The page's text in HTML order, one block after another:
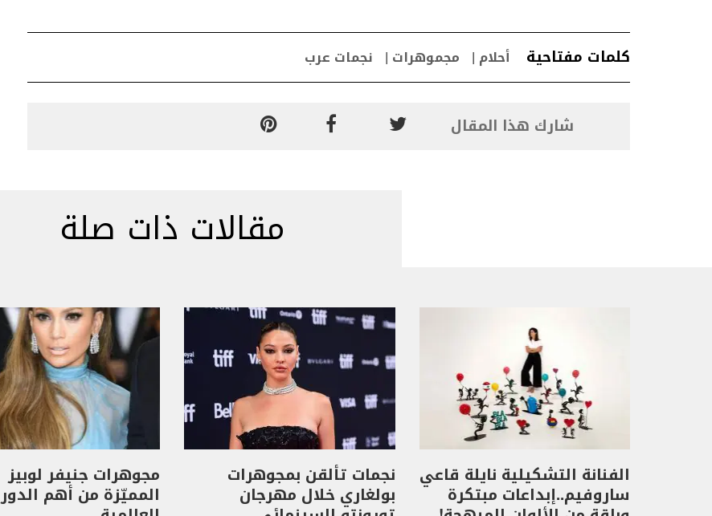
كلمات مفتاحية أحلام مجموهرات نجمات عرب
شارك هذا المقال
مقالات ذات صلة
الفنانة التشكيلية نايلة قاعي
ساروفيم..إبداعات مبتكرة
نجمات تألقن بمجوهرات
بولغاري خلال مهرجان
مجوهرات جنيفر لوبيز
المميّزة من أهم الدور